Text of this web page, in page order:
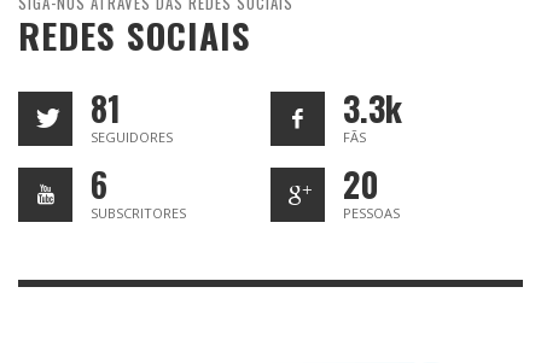
REDES SOCIAIS
81
SEGUIDORES
3.3k
FÃS
6
SUBSCRITORES
20
PESSOAS